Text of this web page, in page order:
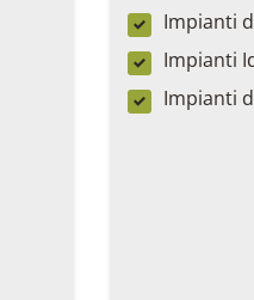
Impianti
Impianti
Impianti